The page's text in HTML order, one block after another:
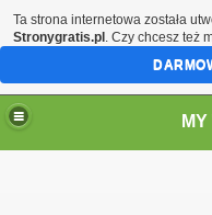
Ta strona internetowa została
Stronygratis.pl . Czy chcesz też